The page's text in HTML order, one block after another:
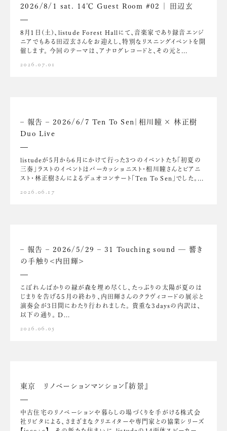
2026/8/1 sat. 14℃ Guest Room #02 ｜ 田辺玄
8月1日(土)、listude Forest Hallにて、音楽家であり録音エンジ
ニアでもある田辺玄さんをお迎えし、特別なリスニングイベントを開
催します。 今回のテーマは、アナログレコードと、その元と...
2026.07.01
– 報告 – 2026/6/7 Ten To Sen｜相川瞳 × 林正樹
Duo Live
listudeが5月から6月にかけて行った3つのイベントたち「初夏の
三奏」ラストのイベントはパーカッショニスト・相川瞳さんとピアニ
スト・林正樹さんによるデュオコンサート「Ten To Sen」でした。...
2026.06.17
– 報告 – 2026/5/29 – 31 Touching sound — 響き
の手触り<内田輝>
こぼれんばかりの緑が森を埋め尽くし、たっぷりの太陽が夏のは
じまりを告げる5月の終わり、内田輝さんのクラヴィコードの展示と
演奏会が3日間にわたり行われました。 貴重な3daysの内訳は、
以下の通り。 D...
2026.06.05
東京 リノベーションマンション『紡景』
中古住宅のリノベーションや暮らしの場づくりを手がける株式会
社リビタによる、さまざまなクリエイターや専門家との協業シリーズ